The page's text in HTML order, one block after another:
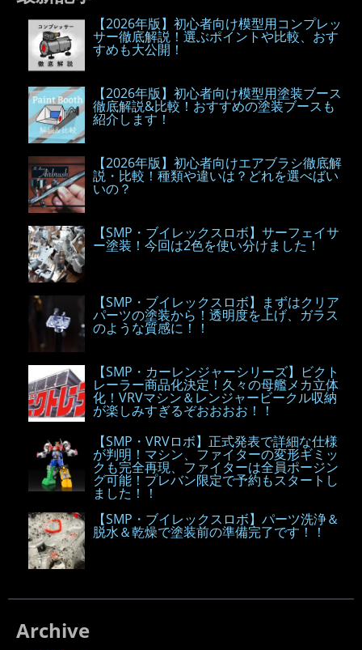
【2026年版】初心者向け模型用コンプレッ
サー徹底解説！選ぶポイントや比較、おす
すめも大公開！
【2026年版】初心者向け模型用塗装ブース
徹底解説&比較！おすすめの塗装ブースも
紹介します！
【2026年版】初心者向けエアブラシ徹底解
説・比較！種類や違いは？どれを選べばい
いの？
【SMP・ブイレックスロボ】サーフェイサ
ー塗装！今回は2色を使い分けました！
【SMP・ブイレックスロボ】まずはクリア
パーツの塗装から！透明度を上げ、ガラス
のような質感に！！
【SMP・カーレンジャーシリーズ】ビクト
レーラー商品化決定！久々の母艦メカ立体
化！VRVマシン＆レンジャービークル収納
が楽しみすぎるぞおおおお！！
【SMP・VRVロボ】正式発表で詳細な仕様
が判明！マシン、ファイターの変形ギミッ
クも完全再現、ファイターは全員ポージン
グ可能！プレバン限定で予約もスタートし
ました！！
【SMP・ブイレックスロボ】パーツ洗浄＆
脱水＆乾燥で塗装前の準備完了です！！
Archive